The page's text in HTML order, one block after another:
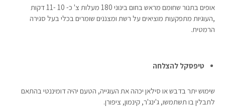
אופים בתנור שחומם מראש בחום בינוני 180 מעלות צ' כ- 10 -11 דקות
,העוגיות מתפקעות מוציאים על רשת ומצננים שומרים בכלי בעל סגירה
הרמטית.
טיפסקל להצלחה
שימוש יתר בדבש או סילאן יכהה את העוגייה, הטעם יהיה דומיננטי בהתאם
לתבלין בו תשתמשו, ג'ינג'ר, קינמון, ציפורן.